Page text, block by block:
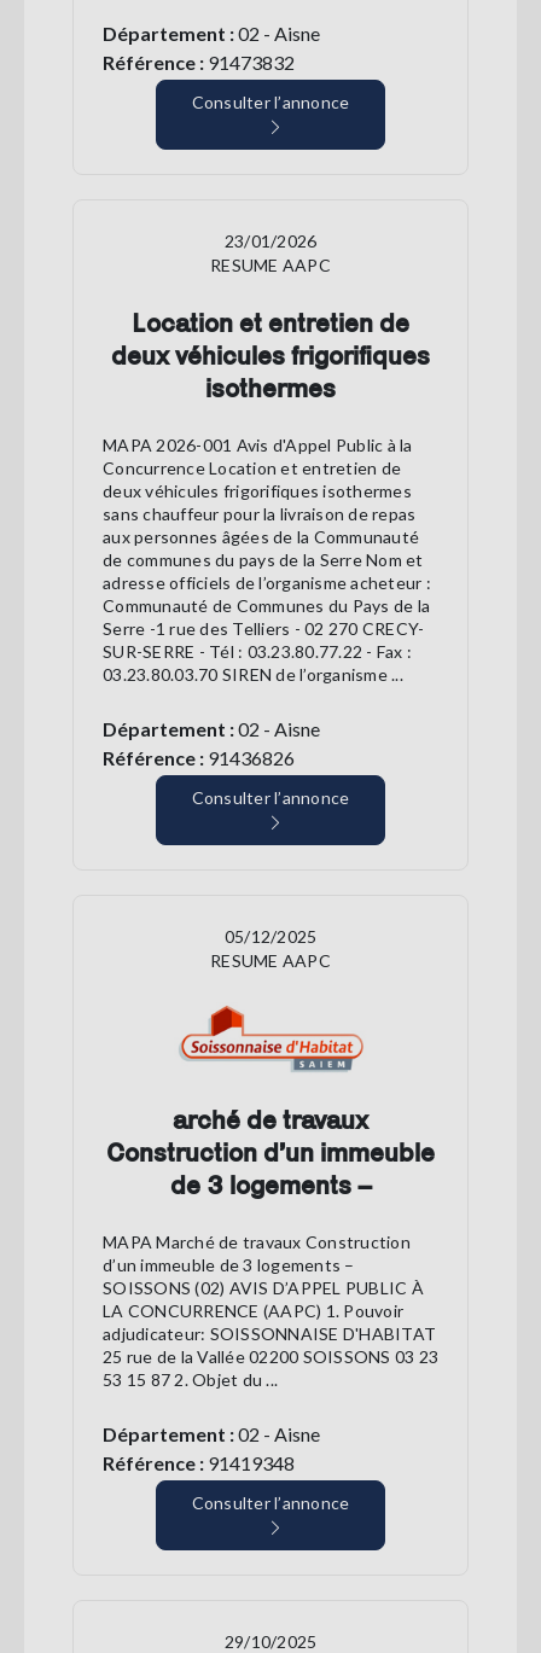
Département :02 - Aisne
Référence : 91473832
Consulter l’annonce
23/01/2026
RESUME AAPC
Location et entretien de
deux véhicules frigorifiques
isothermes
MAPA 2026-001 Avis d'Appel Public à la
Concurrence Location et entretien de
deux véhicules frigorifiques isothermes
sans chauffeur pour la livraison de repas
aux personnes âgées de la Communauté
de communes du pays de la Serre Nom et
adresse officiels de l’organisme acheteur :
Communauté de Communes du Pays de la
Serre -1 rue des Telliers - 02 270 CRECY-
SUR-SERRE - Tél : 03.23.80.77.22 - Fax :
03.23.80.03.70 SIREN de l’organisme ...
Département :02 - Aisne
Référence : 91436826
Consulter l’annonce
05/12/2025
RESUME AAPC
arché de travaux
Construction d’un immeuble
de 3 logements –
MAPA Marché de travaux Construction
d’un immeuble de 3 logements –
SOISSONS (02) AVIS D’APPEL PUBLIC À
LA CONCURRENCE (AAPC) 1. Pouvoir
adjudicateur: SOISSONNAISE D'HABITAT
25 rue de la Vallée 02200 SOISSONS 03 23
53 15 87 2. Objet du ...
Département :02 - Aisne
Référence : 91419348
Consulter l’annonce
29/10/2025